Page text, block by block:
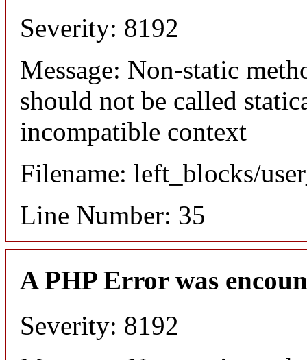
Severity: 8192
Message: Non-static
should not be called
incompatible context
Filename: left_blocks/
Line Number: 35
A PHP Error was
Severity: 8192